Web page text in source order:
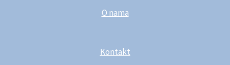
O nama
Kontakt